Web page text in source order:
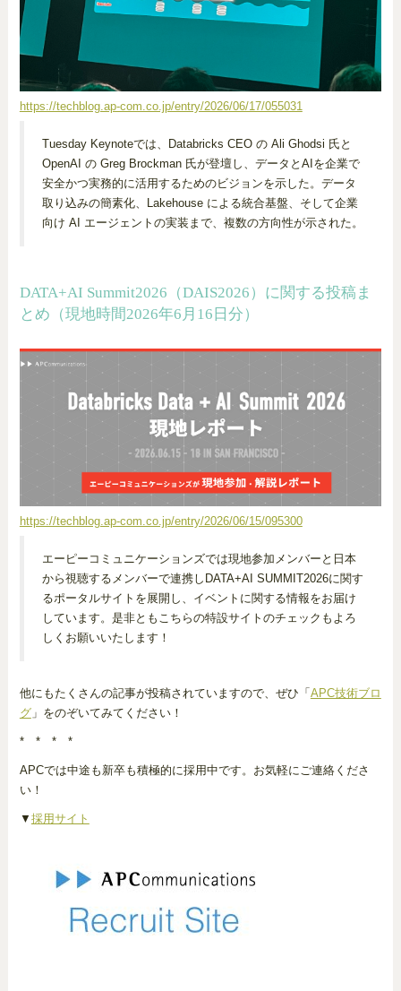
https://techblog.ap-com.co.jp/entry/2026/06/17/055031
Tuesday Keynoteでは、Databricks CEO の Ali Ghodsi 氏と
OpenAI の Greg Brockman 氏が登壇し、データとAIを企業で
安全かつ実務的に活用するためのビジョンを示した。データ
取り込みの簡素化、Lakehouse による統合基盤、そして企業
向け AI エージェントの実装まで、複数の方向性が示された。
DATA+AI Summit2026（DAIS2026）に関する投稿ま
とめ（現地時間2026年6月16日分）
https://techblog.ap-com.co.jp/entry/2026/06/15/095300
エーピーコミュニケーションズでは現地参加メンバーと日本
から視聴するメンバーで連携しDATA+AI SUMMIT2026に関す
るポータルサイトを展開し、イベントに関する情報をお届け
しています。是非ともこちらの特設サイトのチェックもよろ
しくお願いいたします！
他にもたくさんの記事が投稿されていますので、ぜひ「 APC技術ブロ
グ」をのぞいてみてください！
* * * *
APCでは中途も新卒も積極的に採用中です。お気軽にご連絡くださ
い！
▼ 採用サイト